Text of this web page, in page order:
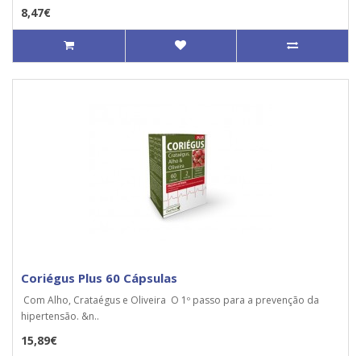
8,47€
Coriégus Plus 60 Cápsulas
Com Alho, Crataégus e Oliveira O 1º passo para a prevenção da
hipertensão. &n..
15,89€